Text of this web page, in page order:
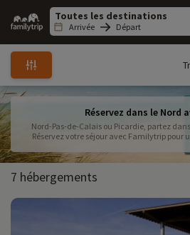
Family
trip
Arrivée Départ
Réservez dans le Nord
Nord-Pas-de-Calais ou Picardie, partez
Réservez votre séjour avec Familytrip pour
7 hébergements